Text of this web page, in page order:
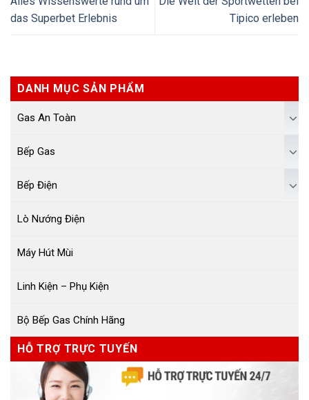
das Superbet Erlebnis
Tipico erleben
DANH MỤC SẢN PHẨM
Gas An Toàn
Bếp Gas
Bếp Điện
Lò Nướng Điện
Máy Hút Mùi
Linh Kiện – Phụ Kiện
Bộ Bếp Gas Chính Hãng
HỖ TRỢ TRỰC TUYẾN